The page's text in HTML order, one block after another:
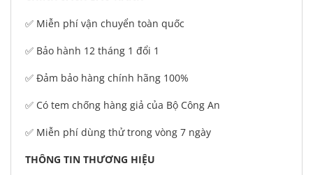
✅ Miễn phí vận chuyển toàn quốc
✅ Bảo hành 12 tháng 1 đổi 1
✅ Đảm bảo hàng chính hãng 100%
✅ Có tem chống hàng giả của Bộ Công An
✅ Miễn phí dùng thử trong vòng 7 ngày
THÔNG TIN THƯƠNG HIỆU